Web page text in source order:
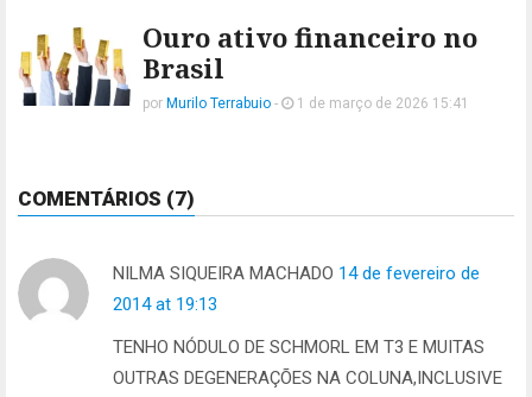
Ouro ativo financeiro no
Brasil
por Murilo Terrabuio - 1 de março de 2026 15:41
COMENTÁRIOS (7)
NILMA SIQUEIRA MACHADO 14 de fevereiro de
2014 at 19:13
TENHO NÓDULO DE SCHMORL EM T3 E MUITAS
OUTRAS DEGENERAÇÕES NA COLUNA,INCLUSIVE